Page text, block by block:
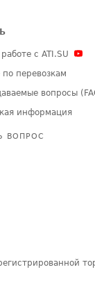
с ATI.SU
по перевозкам
вопросы
информация
ВОПРОС